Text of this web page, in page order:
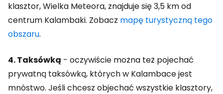
klasztor, Wielka Meteora, znajduje się 3,5 km od
centrum Kalambaki. Zobacz mapę turystyczną tego
obszaru.
4. Taksówką - oczywiście można też pojechać
prywatną taksówką, których w Kalambace jest
mnóstwo. Jeśli chcesz objechać wszystkie klasztory,